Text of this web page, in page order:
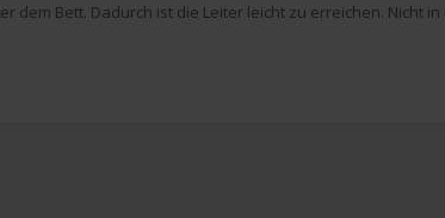
dem Bett. Dadurch ist die Leiter leicht zu erreichen. Nicht